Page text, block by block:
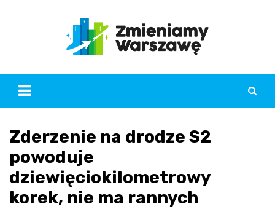
Zderzenie na drodze S2
powoduje
dziewięciokilometrowy
korek, nie ma rannych